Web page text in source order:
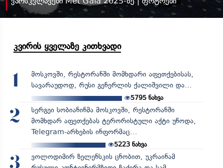
კვირის ყველაზე კითხვადი
1
მოსკოვში, რესტორანში მომხდარი აფეთქებისას,
სავარაუდოდ, რუსი გენერლის ქალიშვილი და...
5795 ნახვა
2
სერგეი სობიანინმა მოსკოვში, რესტორანში
მომხდარ აფეთქებას ტერორისტული აქტი უწოდა,
Telegram-არხების ინფორმაც...
5223ნახვა
3
ვოლოდიმირ ზელენსკის ცნობით, უკრაინამ